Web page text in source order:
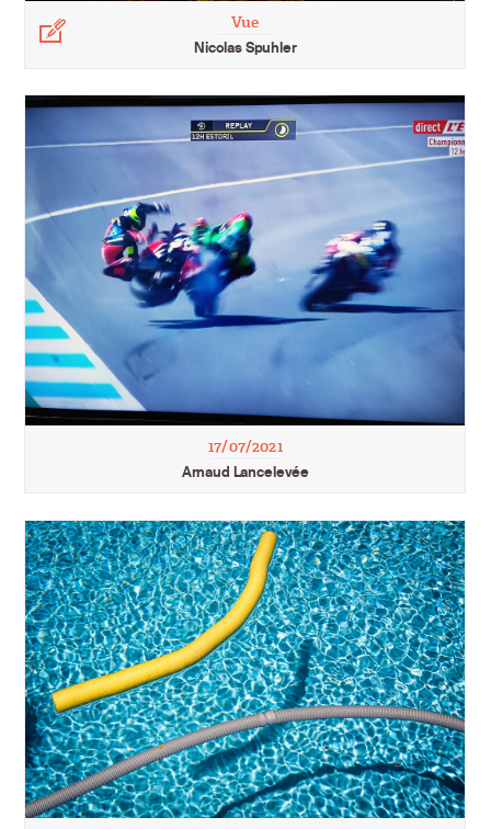
Vue
Nicolas Spuhler
17/07/2021
Arnaud Lancelevée